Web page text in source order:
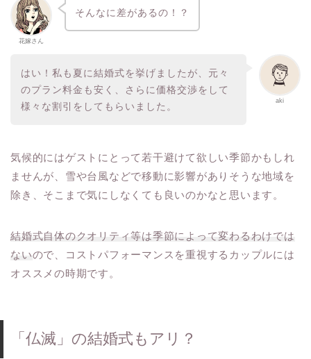
花嫁さん
そんなに差があるの！？
aki
はい！私も夏に結婚式を挙げましたが、元々
のプラン料金も安く、さらに価格交渉をして
様々な割引をしてもらいました。
気候的にはゲストにとって若干避けて欲しい季節かもしれ
ませんが、雪や台風などで移動に影響がありそうな地域を
除き、そこまで気にしなくても良いのかなと思います。
結婚式自体のクオリティ等は季節によって変わるわけでは
ないので、コストパフォーマンスを重視するカップルには
オススメの時期です。
「仏滅」の結婚式もアリ？